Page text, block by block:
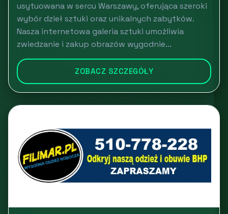
usytuowana w sercu Warszawy, oferująca szeroki
wybór dzieł sztuki oraz unikalnych zabytków.
Nasza internetowa galeria sztuki umożliwia
zwiedzanie i zakup obrazów wygodnie...
ZOBACZ SZCZEGÓŁY